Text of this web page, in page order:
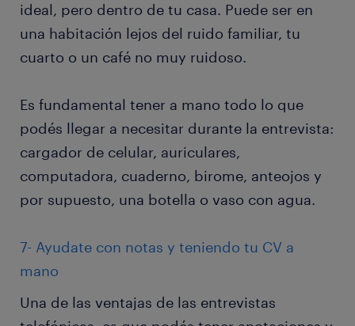
ideal, pero dentro de tu casa. Puede ser en
una habitación lejos del ruido familiar, tu
cuarto o un café no muy ruidoso.
Es fundamental tener a mano todo lo que
podés llegar a necesitar durante la entrevista:
cargador de celular, auriculares,
computadora, cuaderno, birome, anteojos y
por supuesto, una botella o vaso con agua.
7- Ayudate con notas y teniendo tu CV a
mano
Una de las ventajas de las entrevistas